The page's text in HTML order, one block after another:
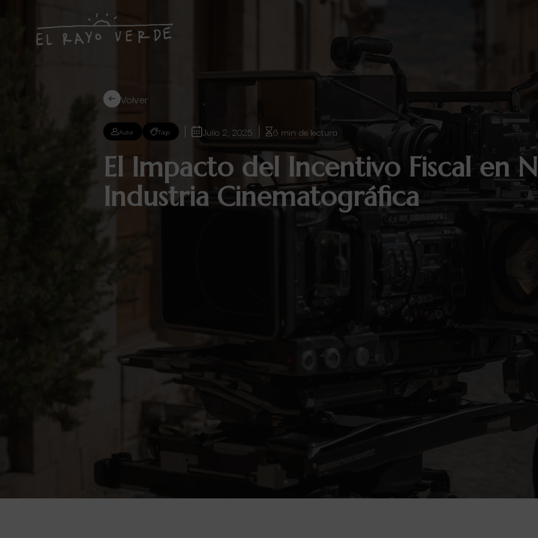
Volver
Autor Tags Julio 2, 2025 6 min de lectura
El Impacto del Incentivo Fiscal en
Industria Cinematográfica